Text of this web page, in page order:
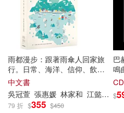
設計文具(2) 婦幼生
餐廚生活(2) 鞋包配
玲廊滿藝(1) 電子書
有聲書(2)
作者 (可複選)
中公教育教師招聘考試研
山香教師招聘考試命題研
雨都漫步：跟著雨傘人回家旅
行。日常、海洋、信仰、飲
食、地景——
基隆五種維度
中文書
吳冠萱 張惠媛 林家和 江懿倫 蘇
79 折 $355 $450
巴
鳴
版)
作
CD
$